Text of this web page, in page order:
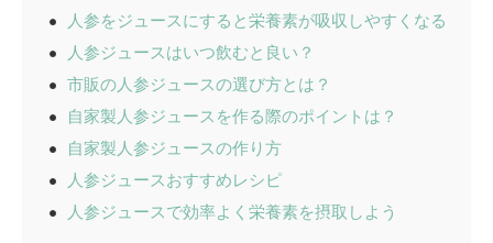
人参をジュースにすると栄養素が吸収しやすくなる
人参ジュースはいつ飲むと良い？
市販の人参ジュースの選び方とは？
自家製人参ジュースを作る際のポイントは？
自家製人参ジュースの作り方
人参ジュースおすすめレシピ
人参ジュースで効率よく栄養素を摂取しよう